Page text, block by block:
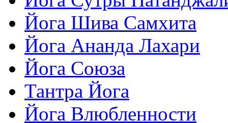
Йога Шива Самхита
Йога Ананда Лахари
Йога Союза
Тантра Йога
Йога Влюбленности